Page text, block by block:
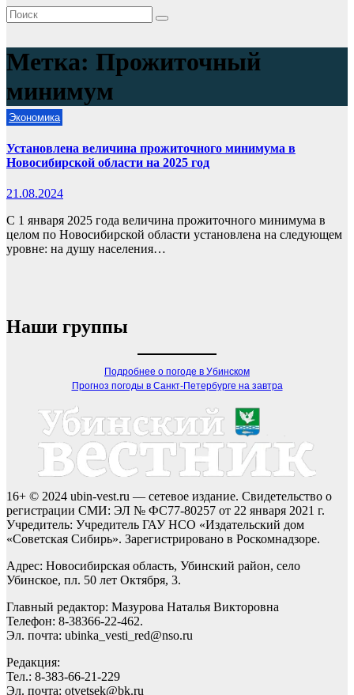
Метка: Прожиточный
минимум
Экономика
Установлена величина прожиточного минимума в
Новосибирской области на 2025 год
21.08.2024
С 1 января 2025 года величина прожиточного минимума в
целом по Новосибирской области установлена на следующем
уровне: на душу населения…
Наши группы
Подробнее о погоде в Убинском
Прогноз погоды в Санкт-Петербурге на завтра
16+ © 2024 ubin-vest.ru — сетевое издание. Свидетельство о
регистрации СМИ: ЭЛ № ФС77-80257 от 22 января 2021 г.
Учредитель: Учредитель ГАУ НСО «Издательский дом
«Советская Сибирь». Зарегистрировано в Роскомнадзоре.
Адрес: Новосибирская область, Убинский район, село
Убинское, пл. 50 лет Октября, 3.
Главный редактор: Мазурова Наталья Викторовна
Телефон: 8-38366-22-462.
Эл. почта: ubinka_vesti_red@nso.ru
Редакция:
Тел.: 8-383-66-21-229
Эл. почта: otvetsek@bk.ru